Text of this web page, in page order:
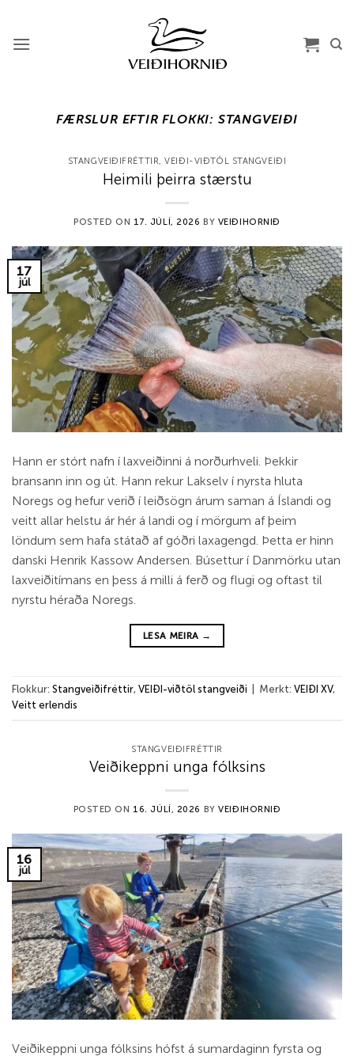
content
FÆRSLUR EFTIR FLOKKI: STANGVEIÐI
STANGVEIÐIFRÉTTIR,VEIÐI-VIÐTÖL STANGVEIÐI
Heimili þeirra stærstu
POSTED ON 17. JÚLÍ, 2026 BY VEIÐIHORNIÐ
17
júl
Hann er stórt nafn í laxveiðinni á norðurhveli. Þekkir
bransann inn og út. Hann rekur Lakselv í nyrsta hluta
Noregs og hefur verið í leiðsögn árum saman á Íslandi og
veitt allar helstu ár hér á landi og í mörgum af þeim
löndum sem hafa státað af góðri laxagengd. Þetta er hinn
danski Henrik Kassow Andersen. Búsettur í Danmörku utan
laxveiðitímans en þess á milli á ferð og flugi og oftast til
nyrstu héraða Noregs.
LESA MEIRA →
Flokkur: Stangveiðifréttir, VEIÐI-viðtöl stangveiði Merkt: VEIÐI XV,
Veitt erlendis
STANGVEIÐIFRÉTTIR
Veiðikeppni unga fólksins
POSTED ON 16. JÚLÍ, 2026 BYVEIÐIHORNIÐ
16
júl
Veiðikeppni unga fólksins hófst á sumardaginn fyrsta og